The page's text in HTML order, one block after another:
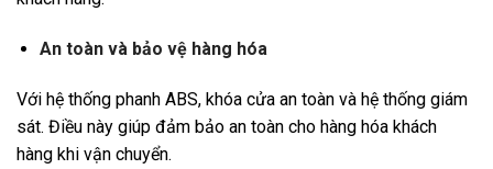
An toàn và bảo vệ hàng hóa
Với hệ thống phanh ABS, khóa cửa an toàn và hệ thống giám
sát. Điều này giúp đảm bảo an toàn cho hàng hóa khách
hàng khi vận chuyển.